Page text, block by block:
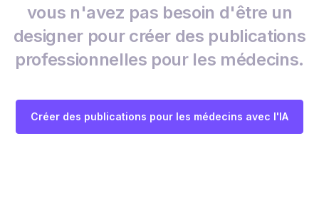
vous n'avez pas besoin d'être un
designer pour créer des publications
professionnelles pour les médecins.
Créer des publications pour les médecins avec l'IA